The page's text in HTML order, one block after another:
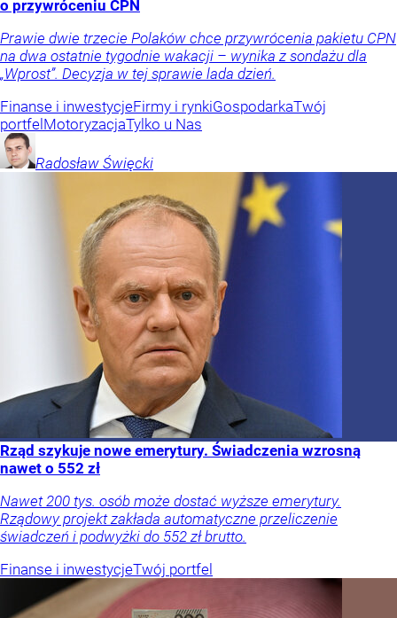
o przywróceniu CPN
Prawie dwie trzecie Polaków chce przywrócenia pakietu CPN
na dwa ostatnie tygodnie wakacji – wynika z sondażu dla
„Wprost”. Decyzja w tej sprawie lada dzień.
Finanse i inwestycjeFirmy i rynkiGospodarkaTwój
portfelMotoryzacjaTylko u Nas
Radosław Święcki
Rząd szykuje nowe emerytury. Świadczenia wzrosną
nawet o 552 zł
Nawet 200 tys. osób może dostać wyższe emerytury.
Rządowy projekt zakłada automatyczne przeliczenie
świadczeń i podwyżki do 552 zł brutto.
Finanse i inwestycjeTwój portfel